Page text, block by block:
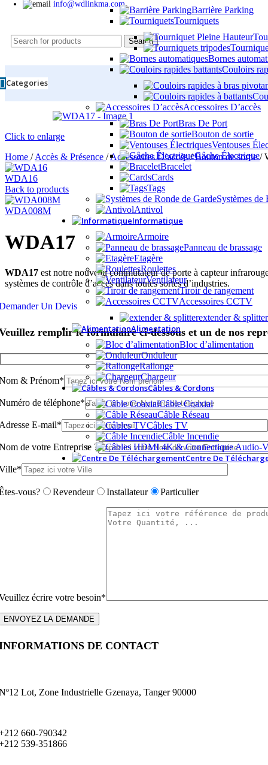
info@wdlinkma.com
Search
Categories
Barrière Parking
Tourniquets
Bornes
Couloirs
Accessoires D’accès
Bras De Port
Bouton de sortie
Ventouses
Gâche Électrique
Bracelet
Cards
Tags
Systèmes de
Antivol
Informatique
Armoire
Panneau de brassage
Etagère
Roulettes
Ventilateur
Tiroir de rangement
Accessoires CCTV
extender & splitter
Alimentation
Bloc d’alimentation
Onduleur
Rallonge
Chargeur
Câbles & Cordons
Câble Coaxial
Câble Réseau
Câbles TV
Câble Incendie
Centre De
Click to enlarge
Home / Accès & Présence /Accessoires D’accès/ Bouton de sortie/
WDA16
Back to products
WDA008M
WDA17
WDA17 est notre nouveau commutateur de porte à capteur
systèmes de contrôle d’accès dans toutes sortes d’industries.
Un Devis
remplir le formulaire ci-dessous et un de nos
& Prénom*
de téléphone*
E-mail*
de votre Entreprise ?
vous? Revendeur Installateur Particulier
écrire votre besoin*
DE CONTACT
Lot, Zone Industrielle Gzenaya, Tanger 90000
660-790342
539-351866